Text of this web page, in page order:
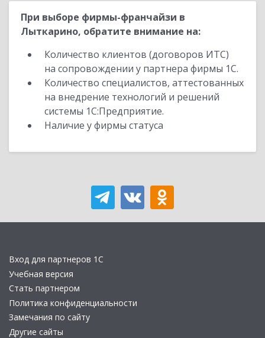
При выборе фирмы-франчайзи в
Лыткарино, обратите внимание на:
Количество клиентов (договоров ИТС)
на сопровождении у партнера фирмы 1С.
Количество специалистов, аттестованных
на внедрение технологий и решений
системы 1С:Предприятие.
Наличие у фирмы статуса
Вход для партнеров 1С
Учебная версия
Стать партнером
Политика конфиденциальности
Замечания по сайту
Другие сайты